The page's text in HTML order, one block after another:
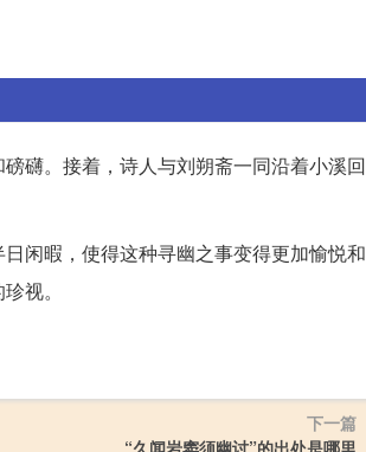
礴。接着，诗人与刘朔斋一同沿着小溪回
闲暇，使得这种寻幽之事变得更加愉悦和
视。
下一篇
“久闻岩窦须幽讨”的出处是哪里